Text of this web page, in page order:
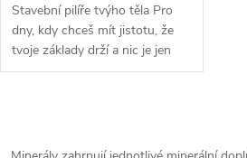
Stavební pilíře tvýho těla Pro
dny, kdy chceš mít jistotu, že
tvoje základy drží a nic je jen
tak nepoloží. Tahle dvojice